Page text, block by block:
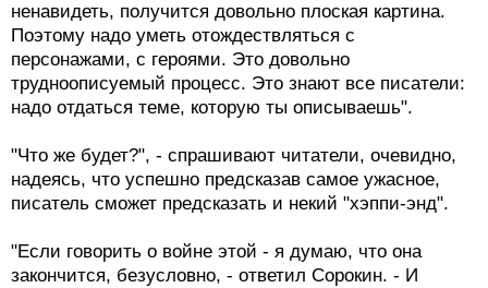
ненавидеть, получится довольно плоская картина.
Поэтому надо уметь отождествляться с
персонажами, с героями. Это довольно
трудноописуемый процесс. Это знают все писатели:
надо отдаться теме, которую ты описываешь".
"Что же будет?", - спрашивают читатели, очевидно,
надеясь, что успешно предсказав самое ужасное,
писатель сможет предсказать и некий "хэппи-энд".
"Если говорить о войне этой - я думаю, что она
закончится, безусловно, - ответил Сорокин. - И